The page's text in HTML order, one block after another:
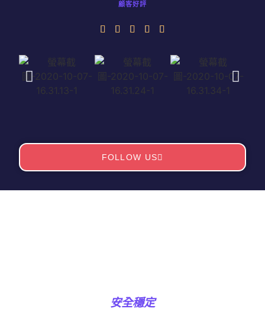
顧客好評
FOLLOW US
安全穩定